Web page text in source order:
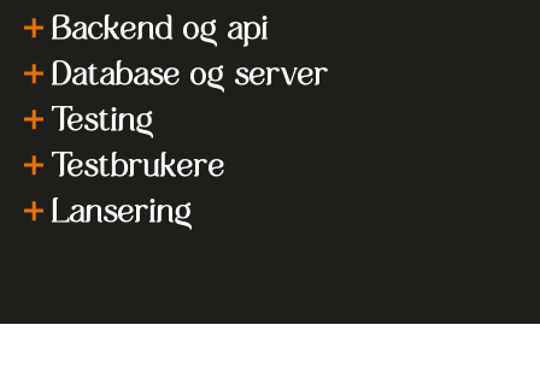
Backend og api
Database og server
Testing
Testbrukere
Lansering